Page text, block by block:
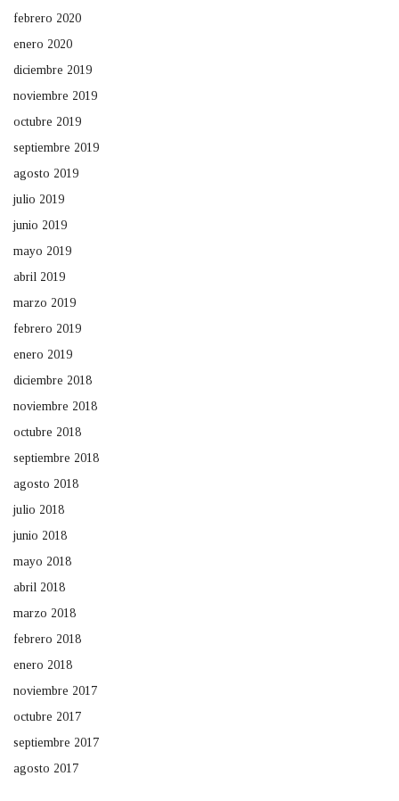
febrero 2020
enero 2020
diciembre 2019
noviembre 2019
octubre 2019
septiembre 2019
agosto 2019
julio 2019
junio 2019
mayo 2019
abril 2019
marzo 2019
febrero 2019
enero 2019
diciembre 2018
noviembre 2018
octubre 2018
septiembre 2018
agosto 2018
julio 2018
junio 2018
mayo 2018
abril 2018
marzo 2018
febrero 2018
enero 2018
noviembre 2017
octubre 2017
septiembre 2017
agosto 2017